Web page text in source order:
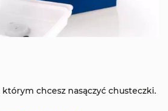
którym chcesz nasączyć chusteczki.